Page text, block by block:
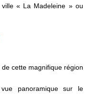
« La Madeleine » ou
cette magnifique région
panoramique sur le